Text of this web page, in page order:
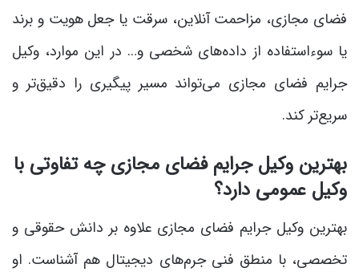
فضای مجازی، مزاحمت آنلاین، سرقت یا جعل هویت و برند
یا سوءاستفاده از داده‌های شخصی و… در این موارد، وکیل
جرایم فضای مجازی می‌تواند مسیر پیگیری را دقیق‌تر و
سریع‌تر کند.
بهترین وکیل جرایم فضای مجازی چه تفاوتی با
وکیل عمومی دارد؟
بهترین وکیل جرایم فضای مجازی علاوه بر دانش حقوقی و
تخصصی، با منطق فنی جرم‌های دیجیتال هم آشناست. او